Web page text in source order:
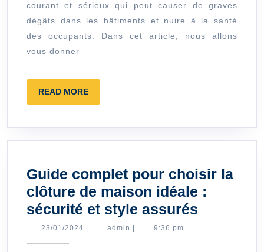
solutions
complètes
et
d’experts
courant et sérieux qui peut causer de graves
dégâts dans les bâtiments et nuire à la santé
des occupants. Dans cet article, nous allons
vous donner
READ MOREREAD
MORE
Guide complet pour choisir la
clôture de maison idéale :
sécurité et style assurés
23/01/2024 23/01/2024
| admin admin
| 9:36 pm